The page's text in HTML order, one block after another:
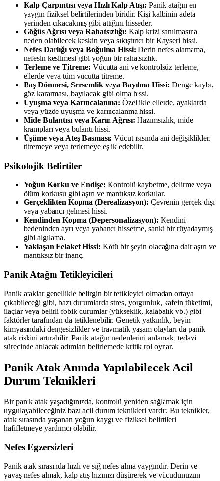
Kalp Çarpıntısı veya Hızlı Kalp Atışı: Panik atağın en
yaygın fiziksel belirtilerinden biridir. Kişi kalbinin adeta
yerinden çıkacakmış gibi attığını hisseder.
Göğüs Ağrısı veya Rahatsızlığı: Kalp krizi sanılmasına
neden olabilecek keskin veya sıkıştırıcı bir Kayseri hissi.
Nefes Darlığı veya Boğulma Hissi: Derin nefes alamama,
nefesin kesilmesi gibi yoğun bir rahatsızlık.
Terleme ve Titreme: Vücutta ani ve kontrolsüz terleme,
ellerde veya tüm vücutta titreme.
Baş Dönmesi, Sersemlik veya Bayılma Hissi: Denge kaybı,
göz kararması, bayılacak gibi olma hissi.
Uyuşma veya Karıncalanma: Özellikle ellerde, ayaklarda
veya yüzde uyuşma ve karıncalanma hissi.
Mide Bulantısı veya Karın Ağrısı: Hazımsızlık, mide
krampları veya bulantı hissi.
Üşüme veya Ateş Basması: Vücut ısısında ani değişiklikler,
titremeye veya terlemeye eşlik edebilir.
Psikolojik Belirtiler
Yoğun Korku ve Endişe: Kontrolü kaybetme, delirme veya
ölüm korkusu gibi aşırı ve mantıksız korkular.
Gerçeklikten Kopma (Derealizasyon): Çevrenin gerçek dışı
veya yabancı gelmesi hissi.
Kendinden Kopma (Depersonalizasyon): Kendini
bedeninden ayrı veya yabancı hissetme, sanki bir rüyadaymış
gibi algılama.
Yaklaşan Felaket Hissi: Kötü bir şeyin olacağına dair aşırı ve
mantıksız bir inanç.
Panik Atağın Tetikleyicileri
Panik ataklar genellikle belirgin bir tetikleyici olmadan ortaya
çıkabileceği gibi, bazı durumlarda stres, yorgunluk, kafein tüketimi,
ilaçlar veya belirli fobik durumlar (yükseklik, kalabalık vb.) gibi
faktörler tarafından da tetiklenebilir. Genetik yatkınlık, beyin
kimyasındaki dengesizlikler ve travmatik yaşam olayları da panik
atak riskini artırabilir. Panik atağın nedenlerini anlamak, tedavi
sürecinde atılacak adımları belirlemede kritik rol oynar.
Panik Atak Anında Yapılabilecek Acil
Durum Teknikleri
Bir panik atak yaşadığınızda, kontrolü yeniden sağlamak için
uygulayabileceğiniz bazı acil durum teknikleri vardır. Bu teknikler,
atak sırasında yaşanan yoğun kaygı ve fiziksel belirtileri
hafifletmeye yardımcı olabilir.
Nefes Egzersizleri
Panik atak sırasında hızlı ve sığ nefes alma yaygındır. Derin ve
yavaş nefes almak, kalp atış hızınızı düşürerek ve vücudunuzun